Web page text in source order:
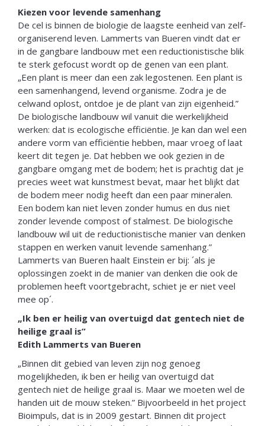
Kiezen voor levende samenhang
De cel is binnen de biologie de laagste eenheid van zelf-
organiserend leven. Lammerts van Bueren vindt dat er
in de gangbare landbouw met een reductionistische blik
te sterk gefocust wordt op de genen van een plant.
„Een plant is meer dan een zak legostenen. Een plant is
een samenhangend, levend organisme. Zodra je de
celwand oplost, ontdoe je de plant van zijn eigenheid.”
De biologische landbouw wil vanuit die werkelijkheid
werken: dat is ecologische efficiëntie. Je kan dan wel een
andere vorm van efficiëntie hebben, maar vroeg of laat
keert dit tegen je. Dat hebben we ook gezien in de
gangbare omgang met de bodem; het is prachtig dat je
precies weet wat kunstmest bevat, maar het blijkt dat
de bodem meer nodig heeft dan een paar mineralen.
Een bodem kan niet leven zonder humus en dus niet
zonder levende compost of stalmest. De biologische
landbouw wil uit de reductionistische manier van denken
stappen en werken vanuit levende samenhang.”
Lammerts van Bueren haalt Einstein er bij: ´als je
oplossingen zoekt in de manier van denken die ook de
problemen heeft voortgebracht, schiet je er niet veel
mee op´.
„Ik ben er heilig van overtuigd dat gentech niet de
heilige graal is”
Edith Lammerts van Bueren
„Binnen dit gebied van leven zijn nog genoeg
mogelijkheden, ik ben er heilig van overtuigd dat
gentech niet de heilige graal is. Maar we moeten wel de
handen uit de mouw steken.” Bijvoorbeeld in het project
Bioimpuls, dat is in 2009 gestart. Binnen dit project